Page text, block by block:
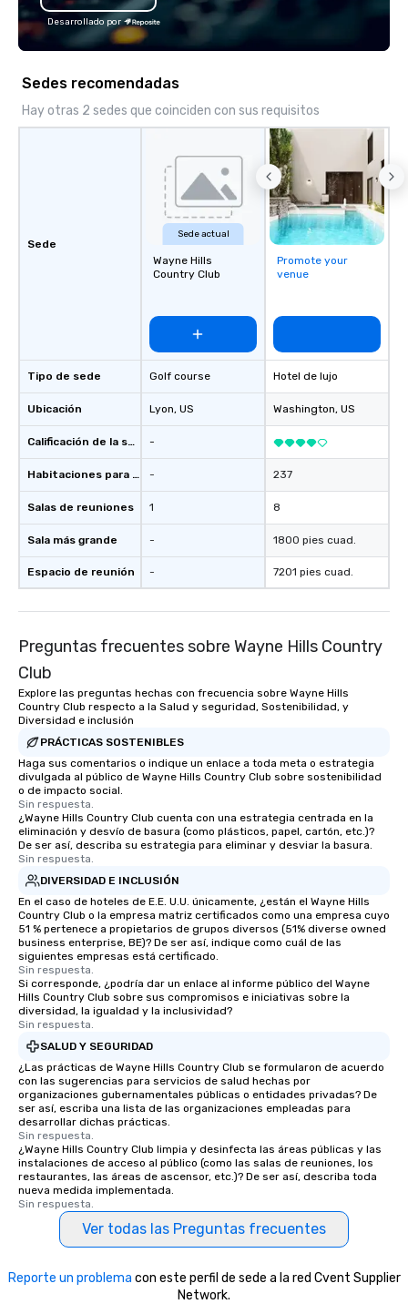
Desarrollado por
Sedes recomendadas
Hay otras 2 sedes que coinciden con sus requisitos
Sede
Tipo de sede
Ubicación
Calificación de la sede
Habitaciones para huéspedes
Salas de reuniones
Sala más grande
Espacio de reunión
Sede actual
Wayne Hills
Country Club
Golf course
Lyon, US
-
-
1
-
-
Promote your
venue
Hotel de lujo
Washington, US
237
8
1800 pies cuad.
7201 pies cuad.
Preguntas frecuentes sobre Wayne Hills Country
Club
Explore las preguntas hechas con frecuencia sobre Wayne Hills
Country Club respecto a la Salud y seguridad, Sostenibilidad, y
Diversidad e inclusión
PRÁCTICAS SOSTENIBLES
Haga sus comentarios o indique un enlace a toda meta o estrategia
divulgada al público de Wayne Hills Country Club sobre sostenibilidad
o de impacto social.
Sin respuesta.
¿Wayne Hills Country Club cuenta con una estrategia centrada en la
eliminación y desvío de basura (como plásticos, papel, cartón, etc.)?
De ser así, describa su estrategia para eliminar y desviar la basura.
Sin respuesta.
DIVERSIDAD E INCLUSIÓN
En el caso de hoteles de E.E. U.U. únicamente, ¿están el Wayne Hills
Country Club o la empresa matriz certificados como una empresa cuyo
51 % pertenece a propietarios de grupos diversos (51% diverse owned
business enterprise, BE)? De ser así, indique como cuál de las
siguientes empresas está certificado.
Sin respuesta.
Si corresponde, ¿podría dar un enlace al informe público del Wayne
Hills Country Club sobre sus compromisos e iniciativas sobre la
diversidad, la igualdad y la inclusividad?
Sin respuesta.
SALUD Y SEGURIDAD
¿Las prácticas de Wayne Hills Country Club se formularon de acuerdo
con las sugerencias para servicios de salud hechas por
organizaciones gubernamentales públicas o entidades privadas? De
ser así, escriba una lista de las organizaciones empleadas para
desarrollar dichas prácticas.
Sin respuesta.
¿Wayne Hills Country Club limpia y desinfecta las áreas públicas y las
instalaciones de acceso al público (como las salas de reuniones, los
restaurantes, las áreas de ascensor, etc.)? De ser así, describa toda
nueva medida implementada.
Sin respuesta.
Ver todas las Preguntas frecuentes
Reporte un problema con este perfil de sede a la red Cvent Supplier
Network.